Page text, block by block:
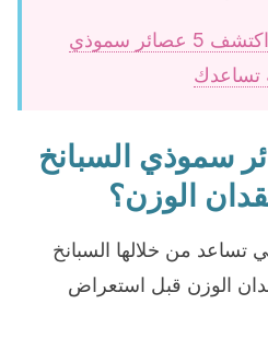
التخلص من الانتفاخ – اكتشف 5 عصائر سموذي
تساعدك
سموذي السبانخ
الوزن؟
تساعد من خلالها السبانخ
الوزن قبل استعراض